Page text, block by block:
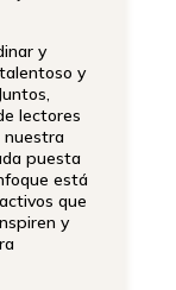
y
y
lectores
nuestra
puesta
está
que
y